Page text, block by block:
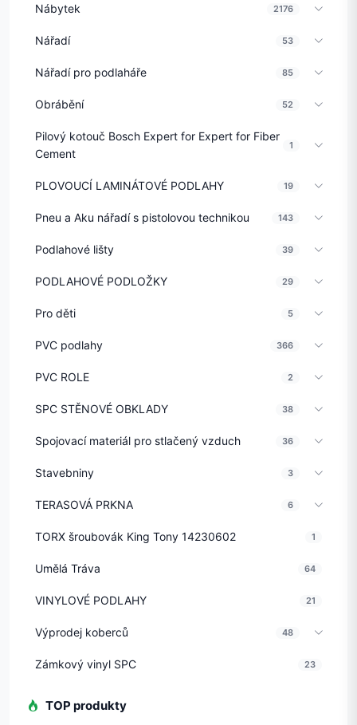
Nábytek 2176
Nářadí 53
Nářadí pro podlaháře 85
Obrábění 52
Pilový kotouč Bosch Expert for Expert for Fiber
Cement
1
PLOVOUCÍ LAMINÁTOVÉ PODLAHY 19
Pneu a Aku nářadí s pistolovou technikou 143
Podlahové lišty 39
PODLAHOVÉ PODLOŽKY 29
Pro děti 5
PVC podlahy 366
PVC ROLE 2
SPC STĚNOVÉ OBKLADY 38
Spojovací materiál pro stlačený vzduch 36
Stavebniny 3
TERASOVÁ PRKNA 6
TORX šroubovák King Tony 14230602 1
Umělá Tráva 64
VINYLOVÉ PODLAHY 21
Výprodej koberců 48
Zámkový vinyl SPC 23
TOP produkty